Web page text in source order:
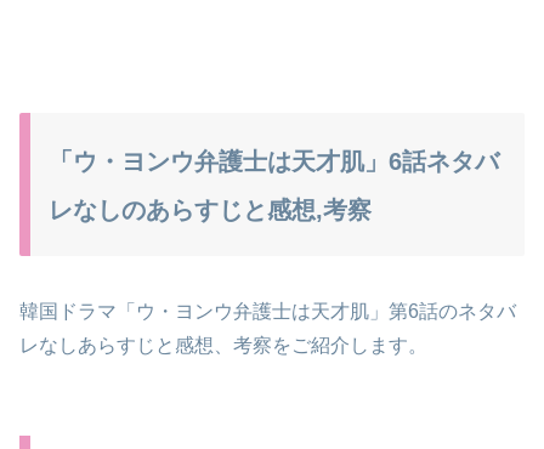
「ウ・ヨンウ弁護士は天才肌」6話ネタバ
レなしのあらすじと感想,考察
韓国ドラマ「ウ・ヨンウ弁護士は天才肌」第6話のネタバ
レなしあらすじと感想、考察をご紹介します。